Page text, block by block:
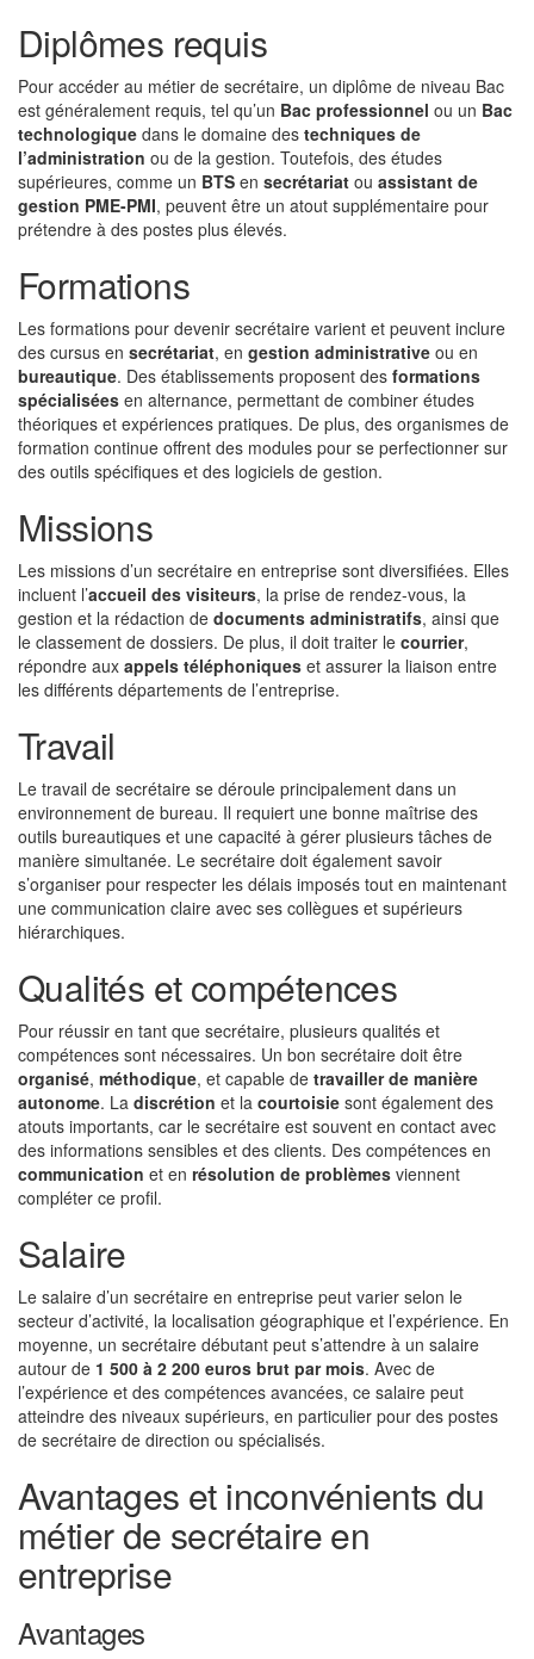
Diplômes requis
Pour accéder au métier de secrétaire, un diplôme de niveau Bac
est généralement requis, tel qu’un Bac professionnel ou un Bac
technologique dans le domaine des techniques de
l’administration ou de la gestion. Toutefois, des études
supérieures, comme un BTS en secrétariat ou assistant de
gestion PME-PMI, peuvent être un atout supplémentaire pour
prétendre à des postes plus élevés.
Formations
Les formations pour devenir secrétaire varient et peuvent inclure
des cursus en secrétariat, en gestion administrative ou en
bureautique. Des établissements proposent des formations
spécialisées en alternance, permettant de combiner études
théoriques et expériences pratiques. De plus, des organismes de
formation continue offrent des modules pour se perfectionner sur
des outils spécifiques et des logiciels de gestion.
Missions
Les missions d’un secrétaire en entreprise sont diversifiées. Elles
incluent l’accueil des visiteurs, la prise de rendez-vous, la
gestion et la rédaction de documents administratifs, ainsi que
le classement de dossiers. De plus, il doit traiter le courrier,
répondre aux appels téléphoniques et assurer la liaison entre
les différents départements de l’entreprise.
Travail
Le travail de secrétaire se déroule principalement dans un
environnement de bureau. Il requiert une bonne maîtrise des
outils bureautiques et une capacité à gérer plusieurs tâches de
manière simultanée. Le secrétaire doit également savoir
s’organiser pour respecter les délais imposés tout en maintenant
une communication claire avec ses collègues et supérieurs
hiérarchiques.
Qualités et compétences
Pour réussir en tant que secrétaire, plusieurs qualités et
compétences sont nécessaires. Un bon secrétaire doit être
organisé, méthodique, et capable de travailler de manière
autonome. La discrétion et la courtoisie sont également des
atouts importants, car le secrétaire est souvent en contact avec
des informations sensibles et des clients. Des compétences en
communication et en résolution de problèmes viennent
compléter ce profil.
Salaire
Le salaire d’un secrétaire en entreprise peut varier selon le
secteur d’activité, la localisation géographique et l’expérience. En
moyenne, un secrétaire débutant peut s’attendre à un salaire
autour de 1 500 à 2 200 euros brut par mois. Avec de
l’expérience et des compétences avancées, ce salaire peut
atteindre des niveaux supérieurs, en particulier pour des postes
de secrétaire de direction ou spécialisés.
Avantages et inconvénients du
métier de secrétaire en
entreprise
Avantages